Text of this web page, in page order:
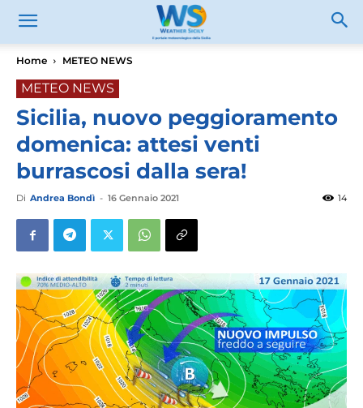
Home METEO NEWS
METEO NEWS
Sicilia, nuovo peggioramento
domenica: attesi venti
burrascosi dalla sera!
Di Andrea Bondì - 16 Gennaio 2021 14